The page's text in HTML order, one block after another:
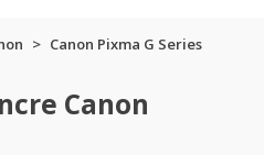
Canon Pixma G Series
Canon